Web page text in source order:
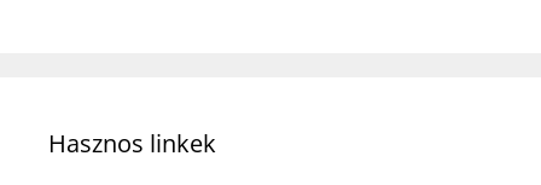
Hasznos linkek